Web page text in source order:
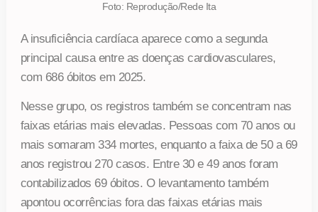
Foto: Reprodução/Rede Ita
A insuficiência cardíaca aparece como a segunda
principal causa entre as doenças cardiovasculares,
com 686 óbitos em 2025.
Nesse grupo, os registros também se concentram nas
faixas etárias mais elevadas. Pessoas com 70 anos ou
mais somaram 334 mortes, enquanto a faixa de 50 a 69
anos registrou 270 casos. Entre 30 e 49 anos foram
contabilizados 69 óbitos. O levantamento também
apontou ocorrências fora das faixas etárias mais